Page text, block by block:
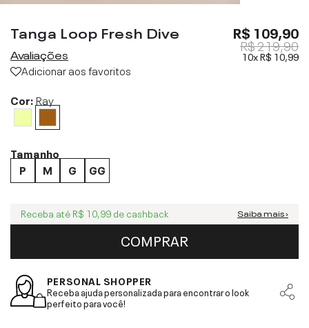
Tanga Loop Fresh Dive
Avaliações
Adicionar aos favoritos
R$ 109,90
R$ 219,90
10xR$ 10,99
Cor:Ray
Tamanho
P
M G GG
Receba até R$ 10,99 de cashback Saiba mais ›
COMPRAR
PERSONAL SHOPPER
Receba ajuda personalizada para encontrar o look
perfeito para você!